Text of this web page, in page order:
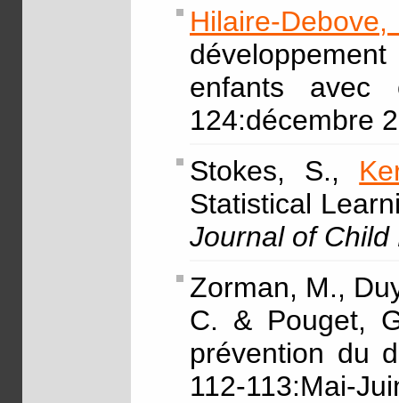
Hilaire-
enfants
124:décembre
Stokes, S.,
Statistical
Journal of Child
Zorman, M.,
C. & Pouget,
prévention du
112-113:Mai-